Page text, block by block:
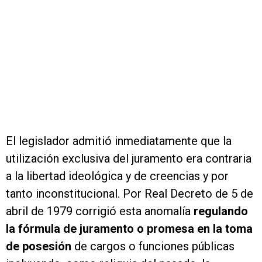
El legislador admitió inmediatamente que la
utilización exclusiva del juramento era contraria
a la libertad ideológica y de creencias y por
tanto inconstitucional. Por Real Decreto de 5 de
abril de 1979 corrigió esta anomalía regulando
la fórmula de juramento o promesa en la toma
de posesión de cargos o funciones públicas